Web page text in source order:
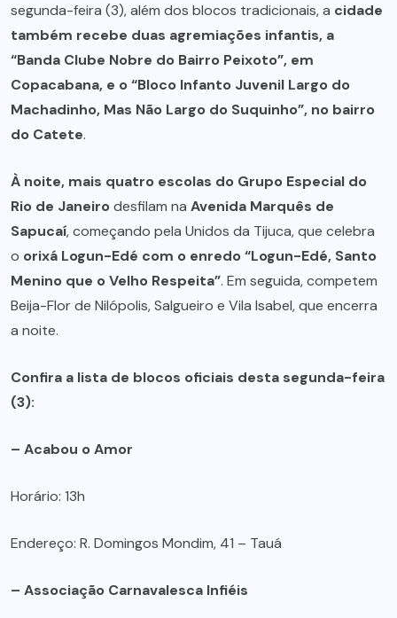
segunda-feira (3), além dos blocos tradicionais, a cidade
também recebe duas agremiações infantis, a
“Banda Clube Nobre do Bairro Peixoto”, em
Copacabana, e o “Bloco Infanto Juvenil Largo do
Machadinho, Mas Não Largo do Suquinho”, no bairro
do Catete.
À noite, mais quatro escolas do Grupo Especial do
Rio de Janeirodesfilam na Avenida Marquês de
Sapucaí, começando pela Unidos da Tijuca, que celebra
o orixá Logun-Edé com o enredo “Logun-Edé, Santo
Menino que o Velho Respeita”. Em seguida, competem
Beija-Flor de Nilópolis, Salgueiro e Vila Isabel, que encerra
a noite.
Confira a lista de blocos oficiais desta segunda-feira
(3):
– Acabou o Amor
Horário: 13h
Endereço: R. Domingos Mondim, 41 – Tauá
– Associação Carnavalesca Infiéis